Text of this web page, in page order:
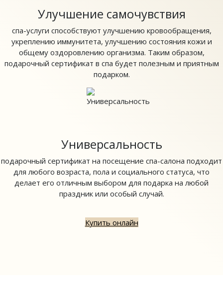
Улучшение самочувствия
спа-услуги способствуют улучшению кровообращения,
укреплению иммунитета, улучшению состояния кожи и
общему оздоровлению организма. Таким образом,
подарочный сертификат в спа будет полезным и приятным
подарком.
Универсальность
подарочный сертификат на посещение спа-салона подходит
для любого возраста, пола и социального статуса, что
делает его отличным выбором для подарка на любой
праздник или особый случай.
Купить онлайн